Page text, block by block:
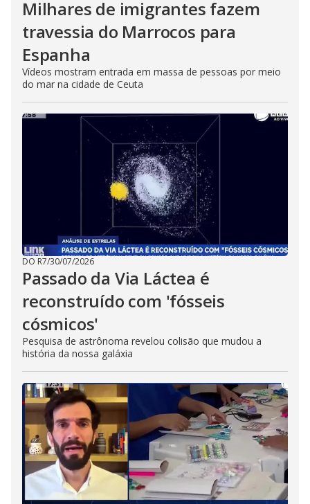
Milhares de imigrantes fazem
travessia do Marrocos para
Espanha
Vídeos mostram entrada em massa de pessoas por meio
do mar na cidade de Ceuta
DO R7/30/07/2026
Passado da Via Láctea é
reconstruído com 'fósseis
cósmicos'
Pesquisa de astrônoma revelou colisão que mudou a
história da nossa galáxia